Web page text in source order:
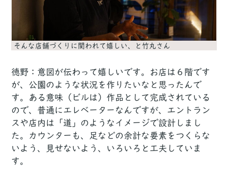
そんな店舗づくりに関われて嬉しい、と竹丸さん
徳野：意図が伝わって嬉しいです。お店は６階です
が、公園のような状況を作りたいなと思ったんで
す。ある意味（ビルは）作品として完成されている
ので、普通にエレベーターなんですが、エントラン
スや店内は「道」のようなイメージで設計しまし
た。カウンターも、足などの余計な要素をつくらな
いよう、見せないよう、いろいろと工夫していま
す。